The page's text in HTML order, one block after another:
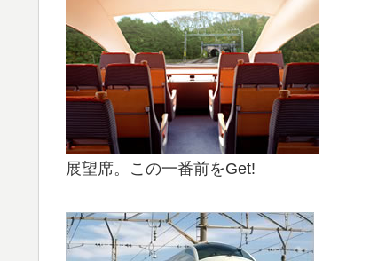
展望席。この一番前をGet!